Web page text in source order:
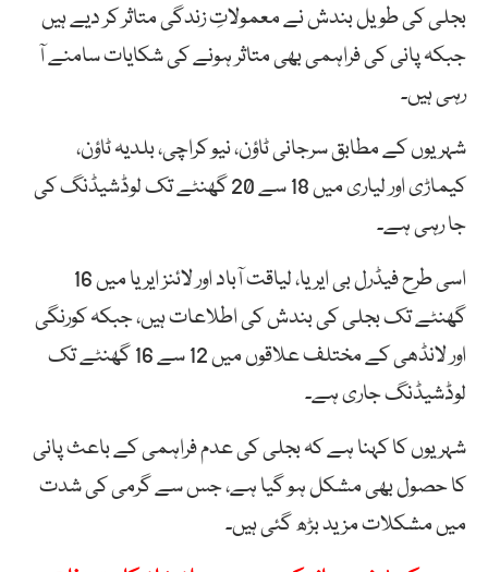
بجلی کی طویل بندش نے معمولاتِ زندگی متاثر کر دیے ہیں
جبکہ پانی کی فراہمی بھی متاثر ہونے کی شکایات سامنے آ
رہی ہیں۔
شہریوں کے مطابق سرجانی ٹاؤن، نیو کراچی، بلدیہ ٹاؤن،
کیماڑی اور لیاری میں 18 سے 20 گھنٹے تک لوڈشیڈنگ کی
جا رہی ہے۔
اسی طرح فیڈرل بی ایریا، لیاقت آباد اور لائنز ایریا میں 16
گھنٹے تک بجلی کی بندش کی اطلاعات ہیں، جبکہ کورنگی
اور لانڈھی کے مختلف علاقوں میں 12 سے 16 گھنٹے تک
لوڈشیڈنگ جاری ہے۔
شہریوں کا کہنا ہے کہ بجلی کی عدم فراہمی کے باعث پانی
کا حصول بھی مشکل ہو گیا ہے، جس سے گرمی کی شدت
میں مشکلات مزید بڑھ گئی ہیں۔